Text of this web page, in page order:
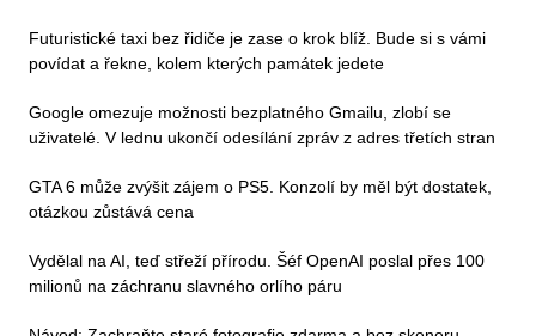
Futuristické taxi bez řidiče je zase o krok blíž. Bude si s vámi
povídat a řekne, kolem kterých památek jedete
Google omezuje možnosti bezplatného Gmailu, zlobí se
uživatelé. V lednu ukončí odesílání zpráv z adres třetích stran
GTA 6 může zvýšit zájem o PS5. Konzolí by měl být dostatek,
otázkou zůstává cena
Vydělal na AI, teď střeží přírodu. Šéf OpenAI poslal přes 100
milionů na záchranu slavného orlího páru